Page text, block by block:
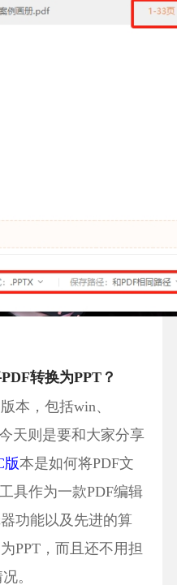
转换为PPT？
本，包括win、
天则是要和大家分享
版本是如何将PDF文
具作为一款PDF编辑
功能以及先进的算
PPT，而且还不用担
。